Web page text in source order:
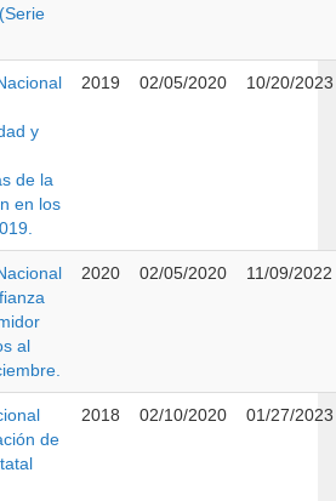
y
de la
en los
2019 02/05/2020 10/20/2023
al
2020 02/05/2020 11/09/2022
de
2018 02/10/2020 01/27/2023